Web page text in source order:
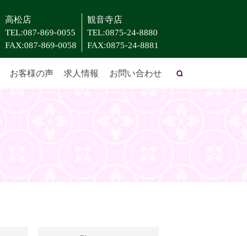
高松店
TEL:087-869-0055
FAX:087-869-0058
観音寺店
TEL:0875-24-8880
FAX:0875-24-8881
お客様の声 求人情報 お問い合わせ